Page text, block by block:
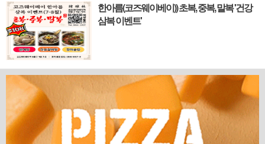
홍콩. 이 역동적인 글로벌 허브의 중심에서 한국
의 깊이 있는 문화유산과 세계적 감각을 잇는 새
한아름(코즈웨이베이)) 초복, 중복, 말복 '건강
삼복 이벤트'